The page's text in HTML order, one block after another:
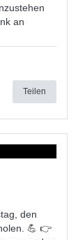
an
Teilen
den
💪 👉